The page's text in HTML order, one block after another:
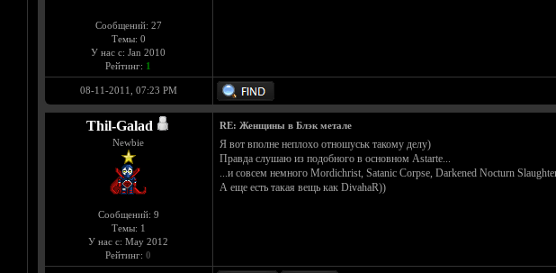
Сообщений: 27
Темы: 0
У нас с: Jan 2010
Рейтинг: 1
08-11-2011, 07:23 PM
Thil-Galad
Newbie
Сообщений: 9
Темы: 1
У нас с: May 2012
Рейтинг: 0
RE: Женщины в Блэк метале
Я вот вполне неплохо отношуськ такому делу)
Правда слушаю из подобного в основном Astarte...
...и совсем немного Mordichrist, Satanic Corpse, Darkened Nocturn
А еще есть такая вещь как DivahaR))